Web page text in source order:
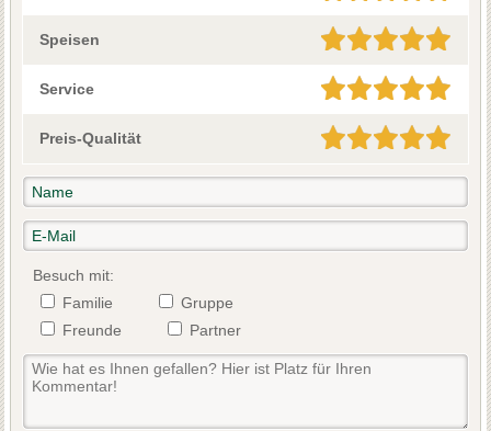
Speisen
Service
Preis-Qualität
Besuch mit:
Familie
Gruppe
Freunde
Partner